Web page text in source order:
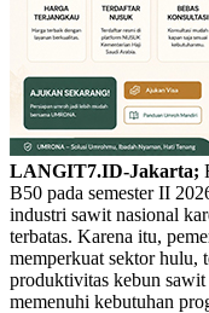
LANGIT7.ID-Jakarta;
B50 pada semester II
industri sawit nasional
terbatas. Karena itu,
memperkuat sektor hulu,
produktivitas kebun sawit
memenuhi kebutuhan